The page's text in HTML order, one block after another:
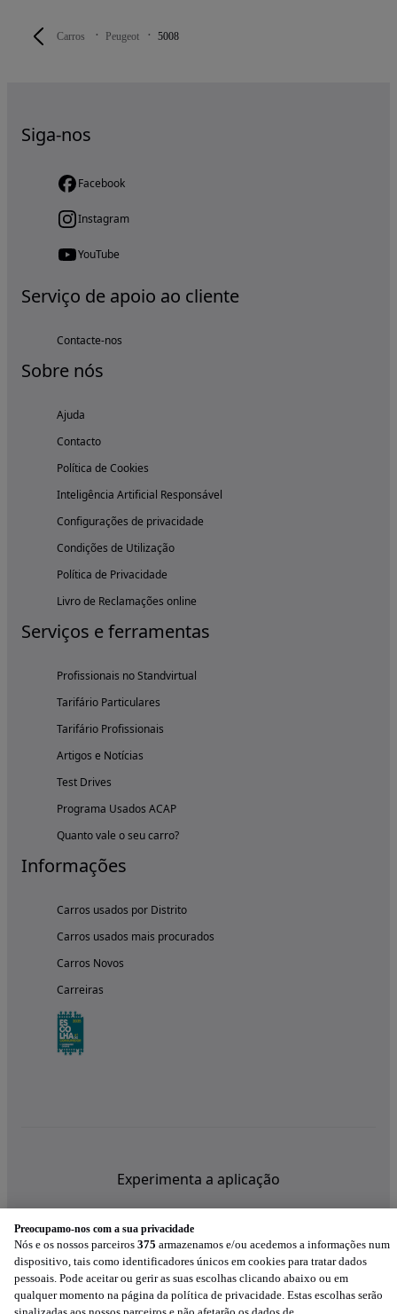
Carros Peugeot 5008
Siga-nos
Facebook
Instagram
YouTube
Serviço de apoio ao cliente
Contacte-nos
Sobre nós
Ajuda
Contacto
Política de Cookies
Inteligência Artificial Responsável
Configurações de privacidade
Condições de Utilização
Política de Privacidade
Livro de Reclamações online
Serviços e ferramentas
Profissionais no Standvirtual
Tarifário Particulares
Tarifário Profissionais
Artigos e Notícias
Test Drives
Programa Usados ACAP
Quanto vale o seu carro?
Informações
Carros usados por Distrito
Carros usados mais procurados
Carros Novos
Carreiras
Experimenta a aplicação
Preocupamo-nos com a sua privacidade
Nós e os nossos parceiros 375 armazenamos e/ou acedemos a informações num
dispositivo, tais como identificadores únicos em cookies para tratar dados
pessoais. Pode aceitar ou gerir as suas escolhas clicando abaixo ou em
qualquer momento na página da política de privacidade. Estas escolhas serão